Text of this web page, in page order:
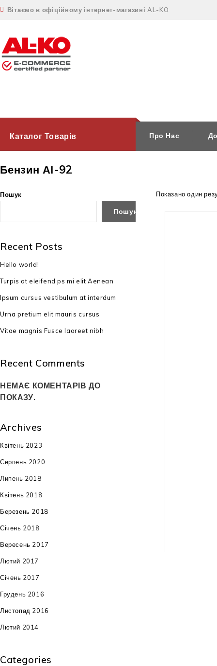
Вітаємо в офіційному інтернет-магазині AL-KO
Каталог Товарів Про Нас
Бензин АІ-92
Показано один
Пошук
Пошук
Recent Posts
Hello world!
Turpis at eleifend ps mi elit Aenean
Ipsum cursus vestibulum at interdum
Urna pretium elit mauris cursus
Vitae magnis Fusce laoreet nibh
Recent Comments
НЕМАЄ КОМЕНТАРІВ ДО
ПОКАЗУ.
Archives
Квітень 2023
Серпень 2020
Липень 2018
Квітень 2018
Березень 2018
Січень 2018
Вересень 2017
Лютий 2017
Січень 2017
Грудень 2016
Листопад 2016
Лютий 2014
Categories